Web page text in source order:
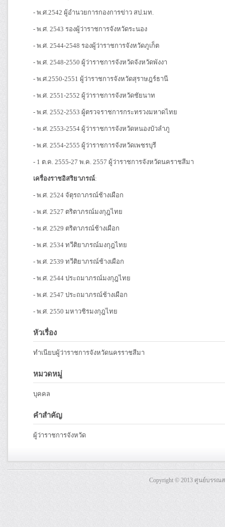
- พ.ศ.2542 ผู้อำนวยการกองการข่าว สป.มท.
- พ.ศ. 2543 รองผู้ว่าราชการจังหวัดระนอง
- พ.ศ. 2544-2548 รองผู้ว่าราชการจังหวัดภูเก็ต
- พ.ศ. 2548-2550 ผู้ว่าราชการจังหวัดจังหวัดพังงา
- พ.ศ.2550-2551 ผู้ว่าราชการจังหวัดสุราษฎร์ธานี
- พ.ศ. 2551-2552 ผู้ว่าราชการจังหวัดชัยนาท
- พ.ศ. 2552-2553 ผู้ตรวจราชการกระทรวงมหาดไทย
- พ.ศ. 2553-2554 ผู้ว่าราชการจังหวัดหนองบัวลำภู
- พ.ศ. 2554-2555 ผู้ว่าราชการจังหวัดเพชรบุรี
- 1 ต.ค. 2555-27 พ.ค. 2557 ผู้ว่าราชการจังหวัดนคราชสีมา
เครื่องราชอิสริยาภรณ์:
- พ.ศ. 2524 จัตุรถาภรณ์ช้างเผือก
- พ.ศ. 2527 ตริตาภรณ์มงกุฎไทย
- พ.ศ. 2529 ตริตาภรณ์ช้างเผือก
- พ.ศ. 2534 ทวีติยาภรณ์มงกุฎไทย
- พ.ศ. 2539 ทวีติยาภรณ์ช้างเผือก
- พ.ศ. 2544 ประถมาภรณ์มงกุฎไทย
- พ.ศ. 2547 ประถมาภรณ์ช้างเผือก
- พ.ศ. 2550 มหาวชิรมงกุฎไทย
หัวเรื่อง
ทำเนียบผู้ว่าราชการจังหวัดนครราชสีมา
หมวดหมู่
บุคคล
คำสำคัญ
ผู้ว่าราชการจังหวัด
Copyright © 2013 ศูนย์บรร